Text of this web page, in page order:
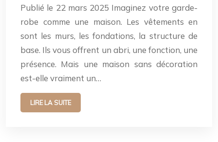
Publié le 22 mars 2025 Imaginez votre garde-
robe comme une maison. Les vêtements en
sont les murs, les fondations, la structure de
base. Ils vous offrent un abri, une fonction, une
présence. Mais une maison sans décoration
est-elle vraiment un…
LIRE LA SUITE